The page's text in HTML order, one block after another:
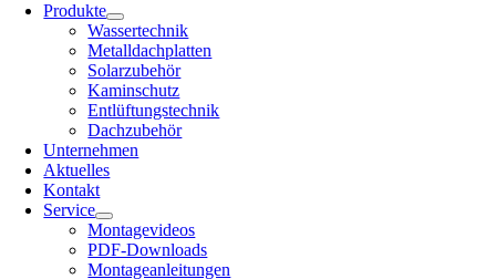
Produkte
Wassertechnik
Metalldachplatten
Solarzubehör
Kaminschutz
Entlüftungstechnik
Dachzubehör
Unternehmen
Aktuelles
Kontakt
Service
Montagevideos
PDF-Downloads
Montageanleitungen